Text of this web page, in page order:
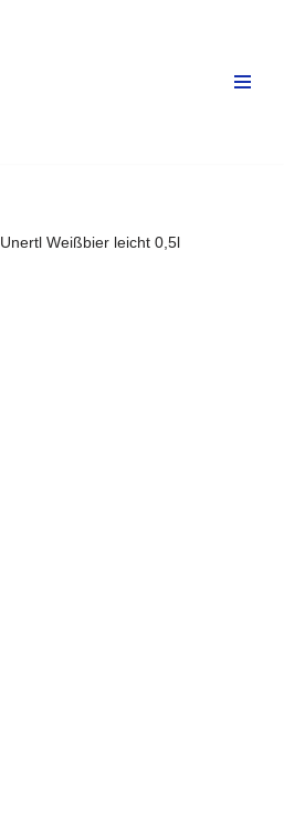
Unertl Weißbier leicht 0,5l